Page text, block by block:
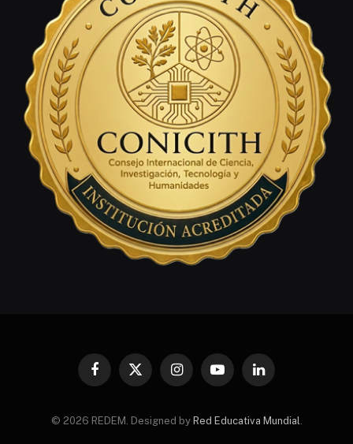
Facebook
X
InstagramYouTubeLinkedIn
© 2026 REDEM. Designed by Red Educativa Mundial